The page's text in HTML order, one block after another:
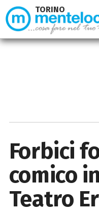
Forbici
comico
Teatro
TORINO